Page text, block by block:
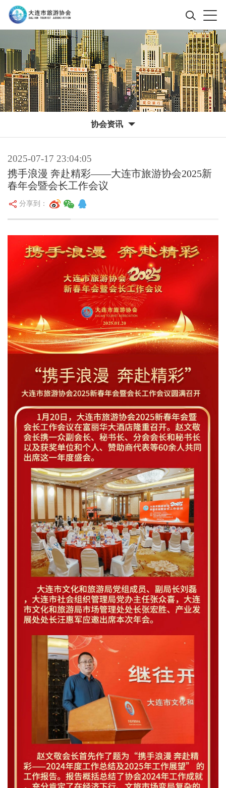
协会资讯
2025-07-17 23:04:05
携手浪漫 奔赴精彩——大连市旅游协会2025新
春年会暨会长工作会议
分享到：